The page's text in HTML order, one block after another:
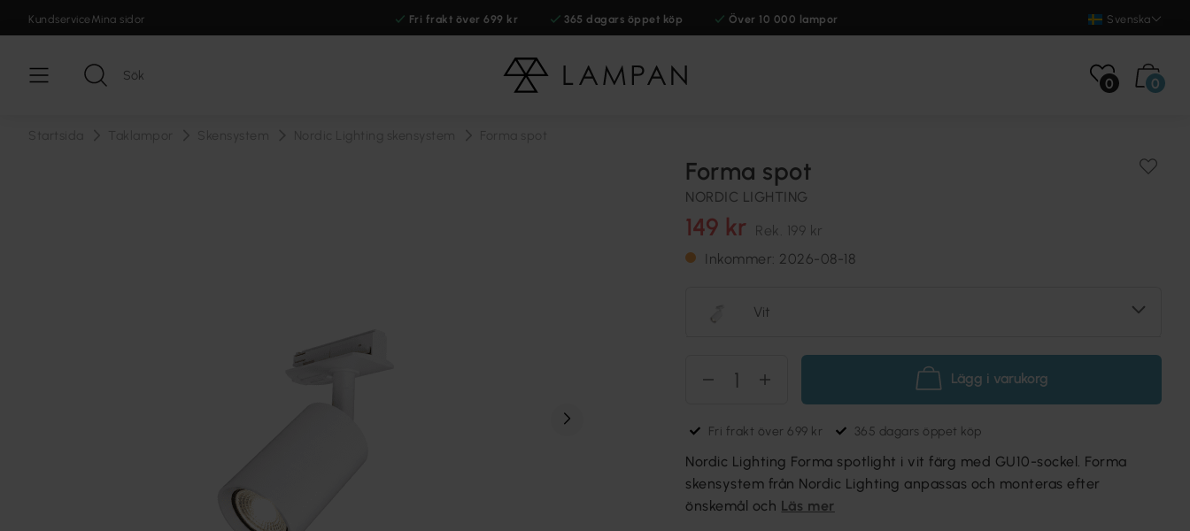
KundserviceMina sidor Fri frakt över 699 kr 365 dagars öppet köp Över 10 000 lampor Svenska
0 0
Forma spot
NORDIC LIGHTING
149 kr Rek. 199 kr
Inkommer: 2026-08-18
Vit
Lägg i varukorg
Fri frakt över 699 kr 365 dagars öppet köp
Nordic Lighting Forma spotlight i vit färg med GU10-sockel. Forma
skensystem från Nordic Lighting anpassas och monteras efter
önskemål och Läs mer